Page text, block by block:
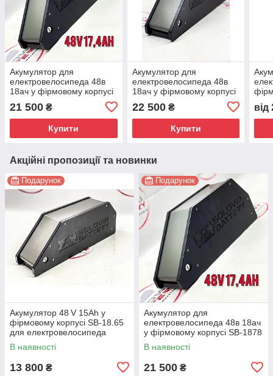
Акумулятор для
електровелосипеда 48в
18ач у фірмовому корпусі
21 500 ₴
Купити
Акумулятор для
електровелосипеда 48в
18ач у фірмовому корпусі
22 500₴
Купити
від
Акційні пропозиції та новинки
Подарунок
Акумулятор 48 V 15Ah у
фірмовому корпусі SB‑18.65
для електровелосипеда
В наявності
13 800 ₴
Подарунок
Акумулятор для
електровелосипеда 48в 18ач
у фірмовому корпусі SB-1878
В наявності
21 500 ₴